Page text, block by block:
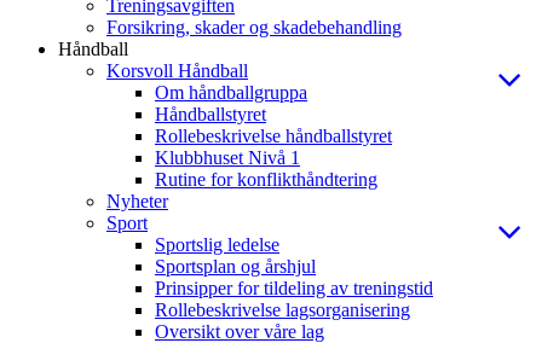
Treningsavgiften
Forsikring, skader og skadebehandling
Håndball
Korsvoll Håndball
Om håndballgruppa
Håndballstyret
Rollebeskrivelse håndballstyret
Klubbhuset Nivå 1
Rutine for konflikthåndtering
Nyheter
Sport
Sportslig ledelse
Sportsplan og årshjul
Prinsipper for tildeling av treningstid
Rollebeskrivelse lagsorganisering
Oversikt over våre lag